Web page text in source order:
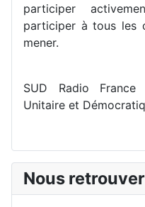
participer
participer à tous les
mener.
SUD Radio
Unitaire et
Nous retrouver